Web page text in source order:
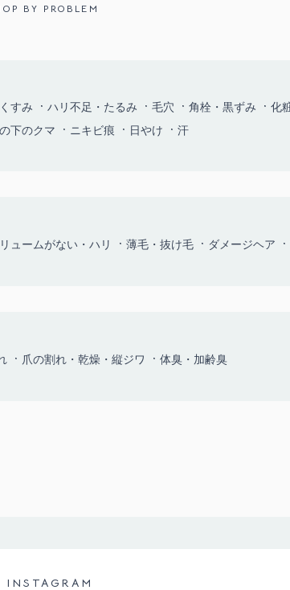
BY PROBLEM
くすみ ハリ不足・たるみ 毛穴 角栓・黒ずみ 化
下のクマ ニキビ痕 日やけ 汗
ュームがない・ハリ 薄毛・抜け毛 ダメージヘア
爪の割れ・乾燥・縦ジワ 体臭・加齢臭
INSTAGRAM